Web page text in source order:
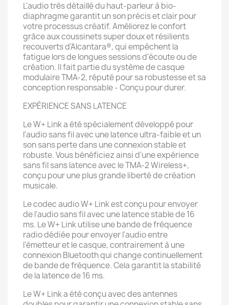
L'audio très détaillé du haut-parleur à bio-
diaphragme garantit un son précis et clair pour
votre processus créatif. Améliorez le confort
grâce aux coussinets super doux et résilients
recouverts d'Alcantara®, qui empêchent la
fatigue lors de longues sessions d'écoute ou de
création. Il fait partie du système de casque
modulaire TMA-2, réputé pour sa robustesse et sa
conception responsable - Conçu pour durer.
EXPÉRIENCE SANS LATENCE
Le W+ Link a été spécialement développé pour
l'audio sans fil avec une latence ultra-faible et un
son sans perte dans une connexion stable et
robuste. Vous bénéficiez ainsi d'une expérience
sans fil sans latence avec le TMA-2 Wireless+,
conçu pour une plus grande liberté de création
musicale.
Le codec audio W+ Link est conçu pour envoyer
de l'audio sans fil avec une latence stable de 16
ms. Le W+ Link utilise une bande de fréquence
radio dédiée pour envoyer l'audio entre
l'émetteur et le casque, contrairement à une
connexion Bluetooth qui change continuellement
de bande de fréquence. Cela garantit la stabilité
de la latence de 16 ms.
Le W+ Link a été conçu avec des antennes